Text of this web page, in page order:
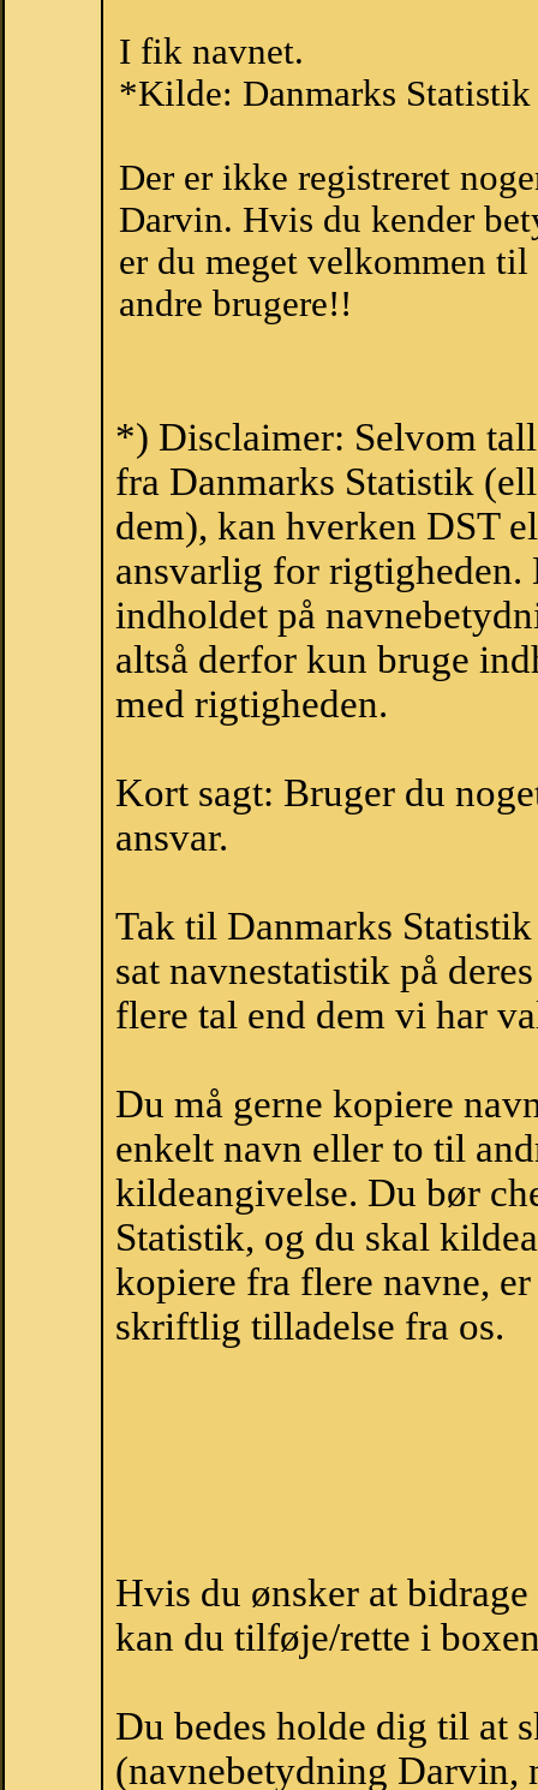
I fik navnet.
*Kilde: Danmarks Statistik
Der er ikke registreret
Darvin. Hvis du kender
er du meget velkommen
andre brugere!!
*) Disclaimer: Selvom
fra Danmarks Statistik
dem), kan hverken DST
ansvarlig for
indholdet på
altså derfor kun bruge
med rigtigheden.
Kort sagt: Bruger du
ansvar.
Tak til Danmarks
sat navnestatistik på
flere tal end dem vi har
Du må gerne kopiere
enkelt navn eller to til
kildeangivelse. Du bør
Statistik, og du skal
kopiere fra flere navne,
skriftlig tilladelse fra os.
Hvis du ønsker at
kan du tilføje/rette i
Du bedes holde dig til at
(navnebetydning Darvin,